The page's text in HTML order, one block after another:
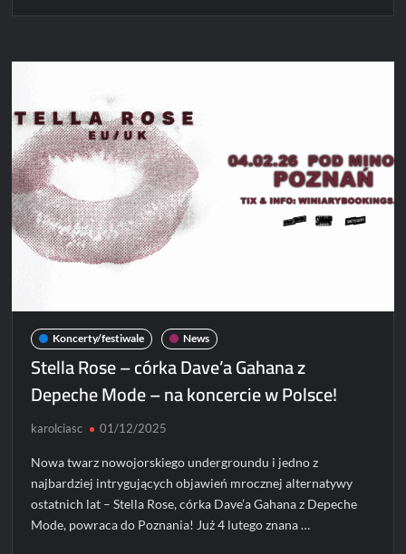
koncertach
Polsce!
Koncerty/festiwale News
Stella Rose – córka Dave’a Gahana z
Depeche Mode – na koncercie w Polsce!
karolciasc 01/12/2025
Nowa twarz nowojorskiego undergroundu i jedno z
najbardziej intrygujących objawień mrocznej alternatywy
ostatnich lat – Stella Rose, córka Dave’a Gahana z Depeche
Mode, powraca do Poznania! Już 4 lutego znana …